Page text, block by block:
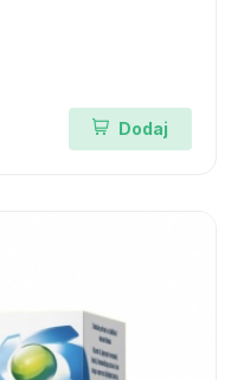
Dodaj